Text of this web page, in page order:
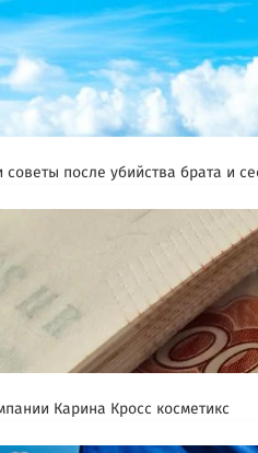
советы после убийства брата и
Карина Кросс косметикс